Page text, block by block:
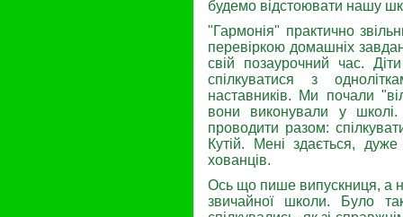
будемо відстою­вати нашу
"Гармонія" практично
перевіркою до­машніх
свій позаурочний час.
спілкуватися з
наставників. Ми почали
вони виконували у
проводити разом:
Кутій. Мені здається,
хованців.
Ось що пише ви­пускниця, а
звичайної школи. Було